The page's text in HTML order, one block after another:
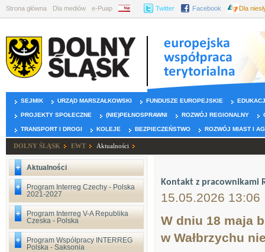
Strona główna Dla mediów e-Puap BIP Twitter Facebook Dla
SEJMIK URZĄD MARSZAŁKOWSKI FUNDUSZE EUROPEJSKIE
PROJEKTY SPOŁECZNE (NIE)PEŁNOSPRAWNI ROZWÓJ REGIONALNY
TRANSPORT I DROGI KOLEJE BEZPIECZEŃSTWO ROZWÓJ MIAST I
DOLNY ŚLĄSK EWT Aktualności
Aktualności
Program Interreg Czechy - Polska
2021-2027
Program Interreg V-A Republika
Czeska - Polska
Program Współpracy INTERREG
Polska - Saksonia
Kontakt z pracownikami
15.05.2026 13:06
W dniu 18 maja
w Wałbrzychu